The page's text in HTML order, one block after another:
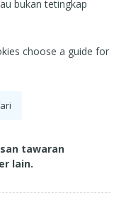
bukan tetingkap
choose a guide for
tawaran
lain.